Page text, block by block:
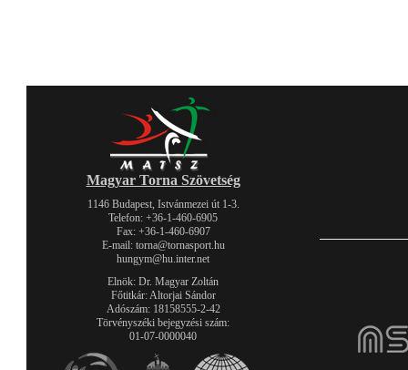
Magyar Torna Szövetség
1146 Budapest, Istvánmezei út 1-3.
Telefon: +36-1-460-6905
Fax: +36-1-460-6907
E-mail: torna@tornasport.hu
hungym@hu.inter.net
Elnök: Dr. Magyar Zoltán
Főtitkár: Altorjai Sándor
Adószám: 18158555-2-42
Törvényszéki bejegyzési szám:
01-07-0000040